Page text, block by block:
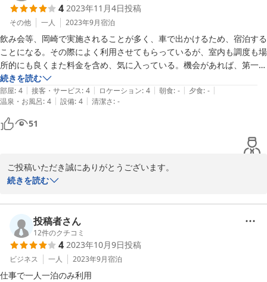
次回もご利用いただけるとのこと、本当に嬉しく思います。
スタッフ一同お待ちしておりますので、是非近くにお越しの際は、
当ホテルをご利用くださいませ。
2024-01-06
4 2023年11月4日投稿
その他 一人 2023年9月宿泊
飲み会等、岡崎で実施されることが多く、車で出かけるため、宿泊する
ことになる。その際によく利用させてもらっているが、室内も調度も場
所的にも良くまた料金を含め、気に入っている。機会があれば、第一の
候補である。
、
続きを読む
部屋: 4 | 接客・サービス: 4 | ロケーション: 4 | 朝食: - | 夕食: - |
温泉・お風呂: 4 | 設備: 4 | 清潔さ: -
51
ご投稿いただき誠にありがとうございます。
いつもご利用くださり嬉しく思います。
この想いを裏切る事のないよう、精進してまいります。
また、いつでもお待ちしておりますので、近くにお越しの際は、ご
利用くださいませ。
2023-11-04
続きを読む
投稿者さん
12件のクチコミ
4 2023年10月9日投稿
ビジネス 一人 2023年9月宿泊
仕事で一人一泊のみ利用